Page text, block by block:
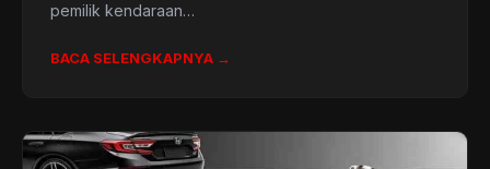
pemilik kendaraan…
BACA SELENGKAPNYA →